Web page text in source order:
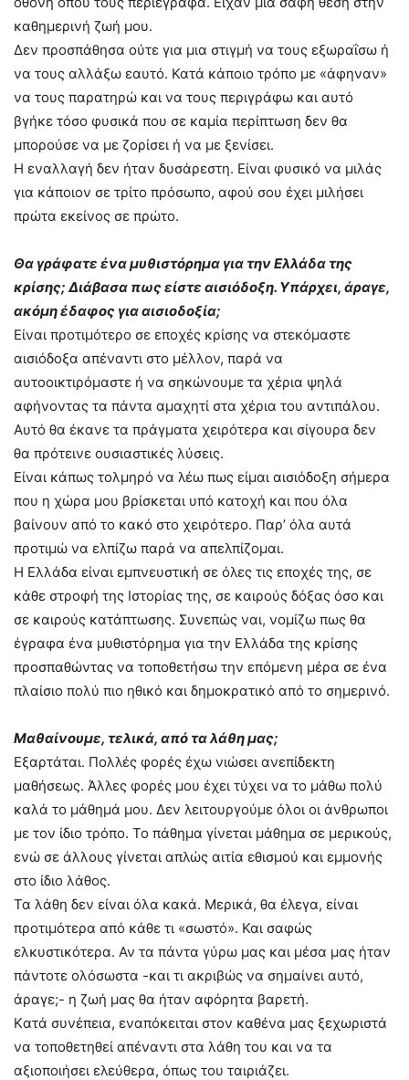
καθημερινή ζωή μου.
Δεν προσπάθησα ούτε για μια στιγμή να τους εξωραΐσω ή
να τους αλλάξω εαυτό. Κατά κάποιο τρόπο με «άφηναν»
να τους παρατηρώ και να τους περιγράφω και αυτό
βγήκε τόσο φυσικά που σε καμία περίπτωση δεν θα
μπορούσε να με ζορίσει ή να με ξενίσει.
Η εναλλαγή δεν ήταν δυσάρεστη. Είναι φυσικό να μιλάς
για κάποιον σε τρίτο πρόσωπο, αφού σου έχει μιλήσει
πρώτα εκείνος σε πρώτο.
Θα γράφατε ένα μυθιστόρημα για την Ελλάδα της
κρίσης; Διάβασα πως είστε αισιόδοξη. Υπάρχει, άραγε,
ακόμη έδαφος για αισιοδοξία;
Είναι προτιμότερο σε εποχές κρίσης να στεκόμαστε
αισιόδοξα απέναντι στο μέλλον, παρά να
αυτοοικτιρόμαστε ή να σηκώνουμε τα χέρια ψηλά
αφήνοντας τα πάντα αμαχητί στα χέρια του αντιπάλου.
Αυτό θα έκανε τα πράγματα χειρότερα και σίγουρα δεν
θα πρότεινε ουσιαστικές λύσεις.
Είναι κάπως τολμηρό να λέω πως είμαι αισιόδοξη σήμερα
που η χώρα μου βρίσκεται υπό κατοχή και που όλα
βαίνουν από το κακό στο χειρότερο. Παρ’ όλα αυτά
προτιμώ να ελπίζω παρά να απελπίζομαι.
Η Ελλάδα είναι εμπνευστική σε όλες τις εποχές της, σε
κάθε στροφή της Ιστορίας της, σε καιρούς δόξας όσο και
σε καιρούς κατάπτωσης. Συνεπώς ναι, νομίζω πως θα
έγραφα ένα μυθιστόρημα για την Ελλάδα της κρίσης
προσπαθώντας να τοποθετήσω την επόμενη μέρα σε ένα
πλαίσιο πολύ πιο ηθικό και δημοκρατικό από το σημερινό.
Μαθαίνουμε, τελικά, από τα λάθη μας;
Εξαρτάται. Πολλές φορές έχω νιώσει ανεπίδεκτη
μαθήσεως. Άλλες φορές μου έχει τύχει να το μάθω πολύ
καλά το μάθημά μου. Δεν λειτουργούμε όλοι οι άνθρωποι
με τον ίδιο τρόπο. Το πάθημα γίνεται μάθημα σε μερικούς,
ενώ σε άλλους γίνεται απλώς αιτία εθισμού και εμμονής
στο ίδιο λάθος.
Τα λάθη δεν είναι όλα κακά. Μερικά, θα έλεγα, είναι
προτιμότερα από κάθε τι «σωστό». Και σαφώς
ελκυστικότερα. Αν τα πάντα γύρω μας και μέσα μας ήταν
πάντοτε ολόσωστα -και τι ακριβώς να σημαίνει αυτό,
άραγε;- η ζωή μας θα ήταν αφόρητα βαρετή.
Kατά συνέπεια, εναπόκειται στον καθένα μας ξεχωριστά
να τοποθετηθεί απέναντι στα λάθη του και να τα
αξιοποιήσει ελεύθερα, όπως του ταιριάζει.